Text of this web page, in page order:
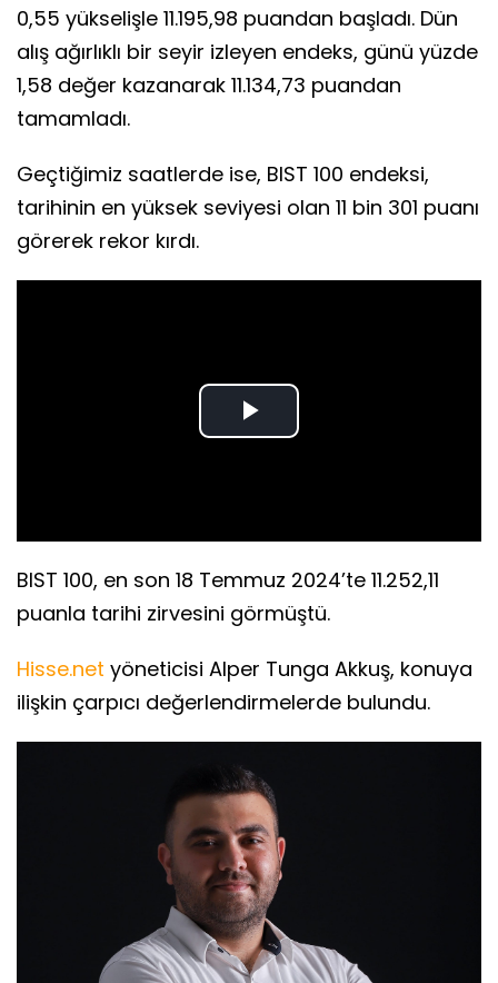
0,55 yükselişle 11.195,98 puandan başladı. Dün
alış ağırlıklı bir seyir izleyen endeks, günü yüzde
1,58 değer kazanarak 11.134,73 puandan
tamamladı.
Geçtiğimiz saatlerde ise, BIST 100 endeksi,
tarihinin en yüksek seviyesi olan 11 bin 301 puanı
görerek rekor kırdı.
Play
BIST 100, en son 18 Temmuz 2024’te 11.252,11
puanla tarihi zirvesini görmüştü.
Hisse.net yöneticisi Alper Tunga Akkuş, konuya
ilişkin çarpıcı değerlendirmelerde bulundu.